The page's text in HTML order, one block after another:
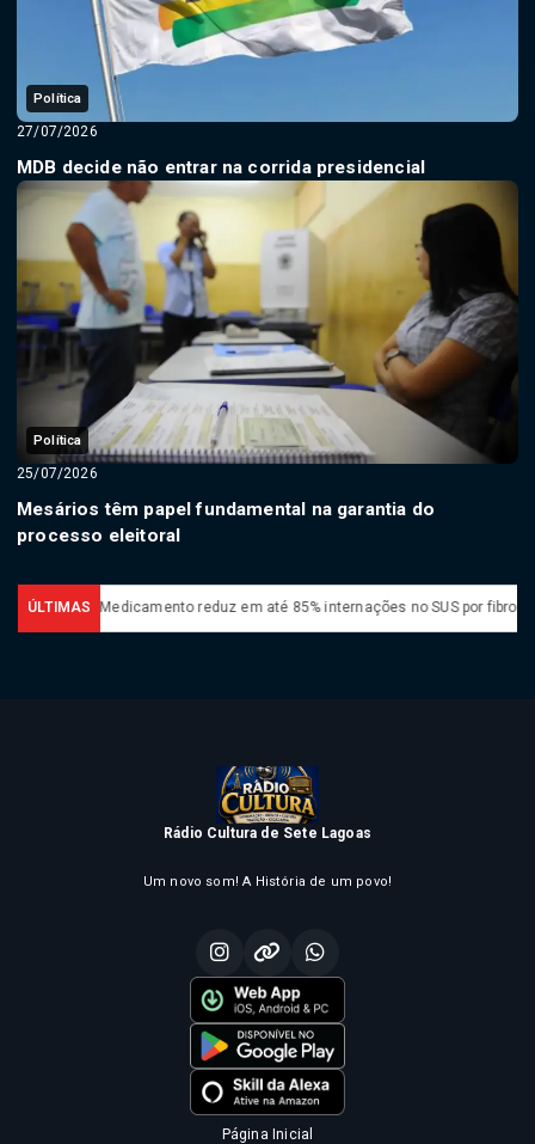
Política
27/07/2026
MDB decide não entrar na corrida presidencial
Política
25/07/2026
Mesários têm papel fundamental na garantia do
processo eleitoral
ÚLTIMAS
Medicamento reduz em até 85% internações no SUS por fibrose cística
Rádio Cultura de Sete Lagoas
Um novo som! A História de um povo!
Página Inicial